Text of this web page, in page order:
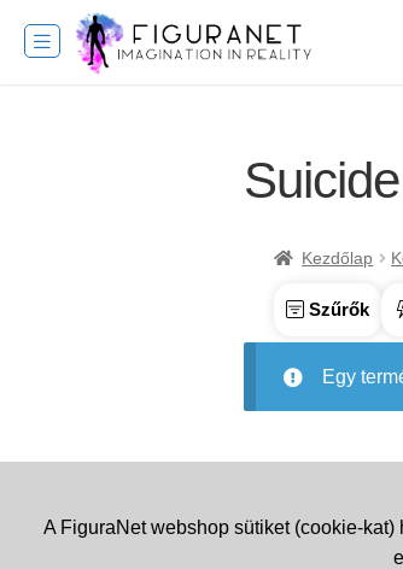
Kezdőlap
Szűrők
Egy
A FiguraNet webshop sütiket (cookie-